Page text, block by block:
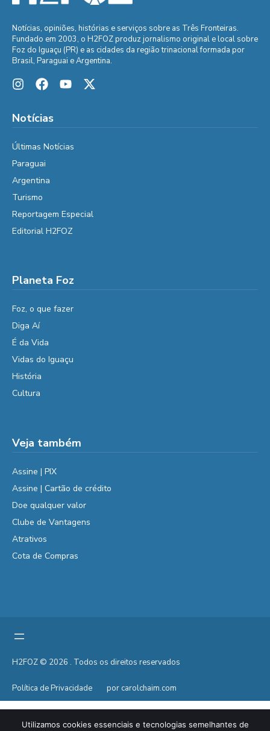
Notícias, opiniões, histórias e serviços sobre as Três Fronteiras.
Fundado em 2003, o H2FOZ produz jornalismo original e local sobre
Foz do Iguaçu (PR) e as cidades da região trinacional formada por
Brasil, Paraguai e Argentina.
Notícias
Últimas Notícias
Paraguai
Argentina
Turismo
Reportagem Especial
Editorial H2FOZ
Planeta Foz
Foz, o que fazer
Diga Aí
É da Vida
Vidas do Iguaçu
História
Cultura
Veja também
Assine | PIX
Assine | Cartão de crédito
Doe qualquer valor
Clube de Vantagens
Atrativos
Cota de Compras
H2FOZ © 2026 . Todos os direitos reservados
Política de Privacidade por carolchaim.com
Utilizamos cookies essenciais e tecnologias semelhantes de